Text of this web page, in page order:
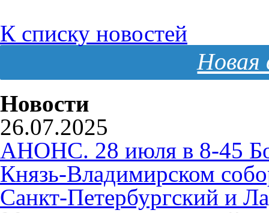
К списку новостей
Новая
Новости
26.07.2025
АНОНС. 28 июля в 8-45
Князь-Владимирском
Санкт-Петербургский и